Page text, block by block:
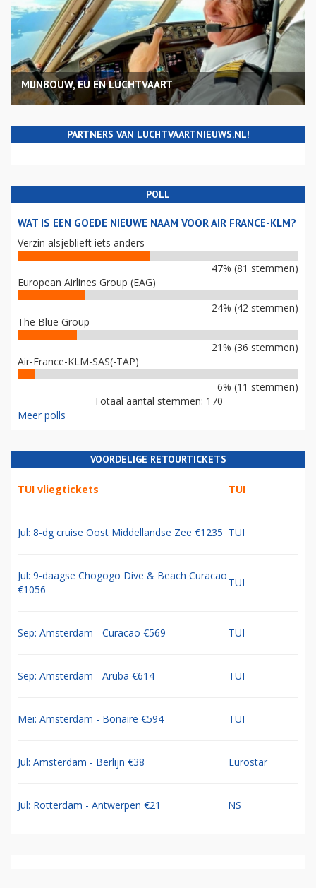
MIJNBOUW, EU EN LUCHTVAART
PARTNERS VAN LUCHTVAARTNIEUWS.NL!
POLL
WAT IS EEN GOEDE NIEUWE NAAM VOOR AIR FRANCE-KLM?
Verzin alsjeblieft iets anders
47% (81 stemmen)
European Airlines Group (EAG)
24% (42 stemmen)
The Blue Group
21% (36 stemmen)
Air-France-KLM-SAS(-TAP)
6% (11 stemmen)
Totaal aantal stemmen: 170
Meer polls
VOORDELIGE RETOURTICKETS
TUI vliegtickets TUI
Jul: 8-dg cruise Oost Middellandse Zee €1235 TUI
Jul: 9-daagse Chogogo Dive & Beach Curacao
€1056
TUI
Sep: Amsterdam - Curacao €569 TUI
Sep: Amsterdam - Aruba €614 TUI
Mei: Amsterdam - Bonaire €594 TUI
Jul: Amsterdam - Berlijn €38 Eurostar
Jul: Rotterdam - Antwerpen €21 NS